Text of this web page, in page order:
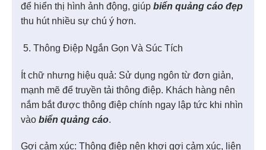
để hiển thị hình ảnh động, giúp biển quảng cáo đẹp
thu hút nhiều sự chú ý hơn.
Thông Điệp Ngắn Gọn Và Súc Tích
Ít chữ nhưng hiệu quả: Sử dụng ngôn từ đơn giản,
mạnh mẽ để truyền tải thông điệp. Khách hàng nên
nắm bắt được thông điệp chính ngay lập tức khi nhìn
vào biển quảng cáo.
Gợi cảm xúc: Thông điệp nên khơi gợi cảm xúc, liên